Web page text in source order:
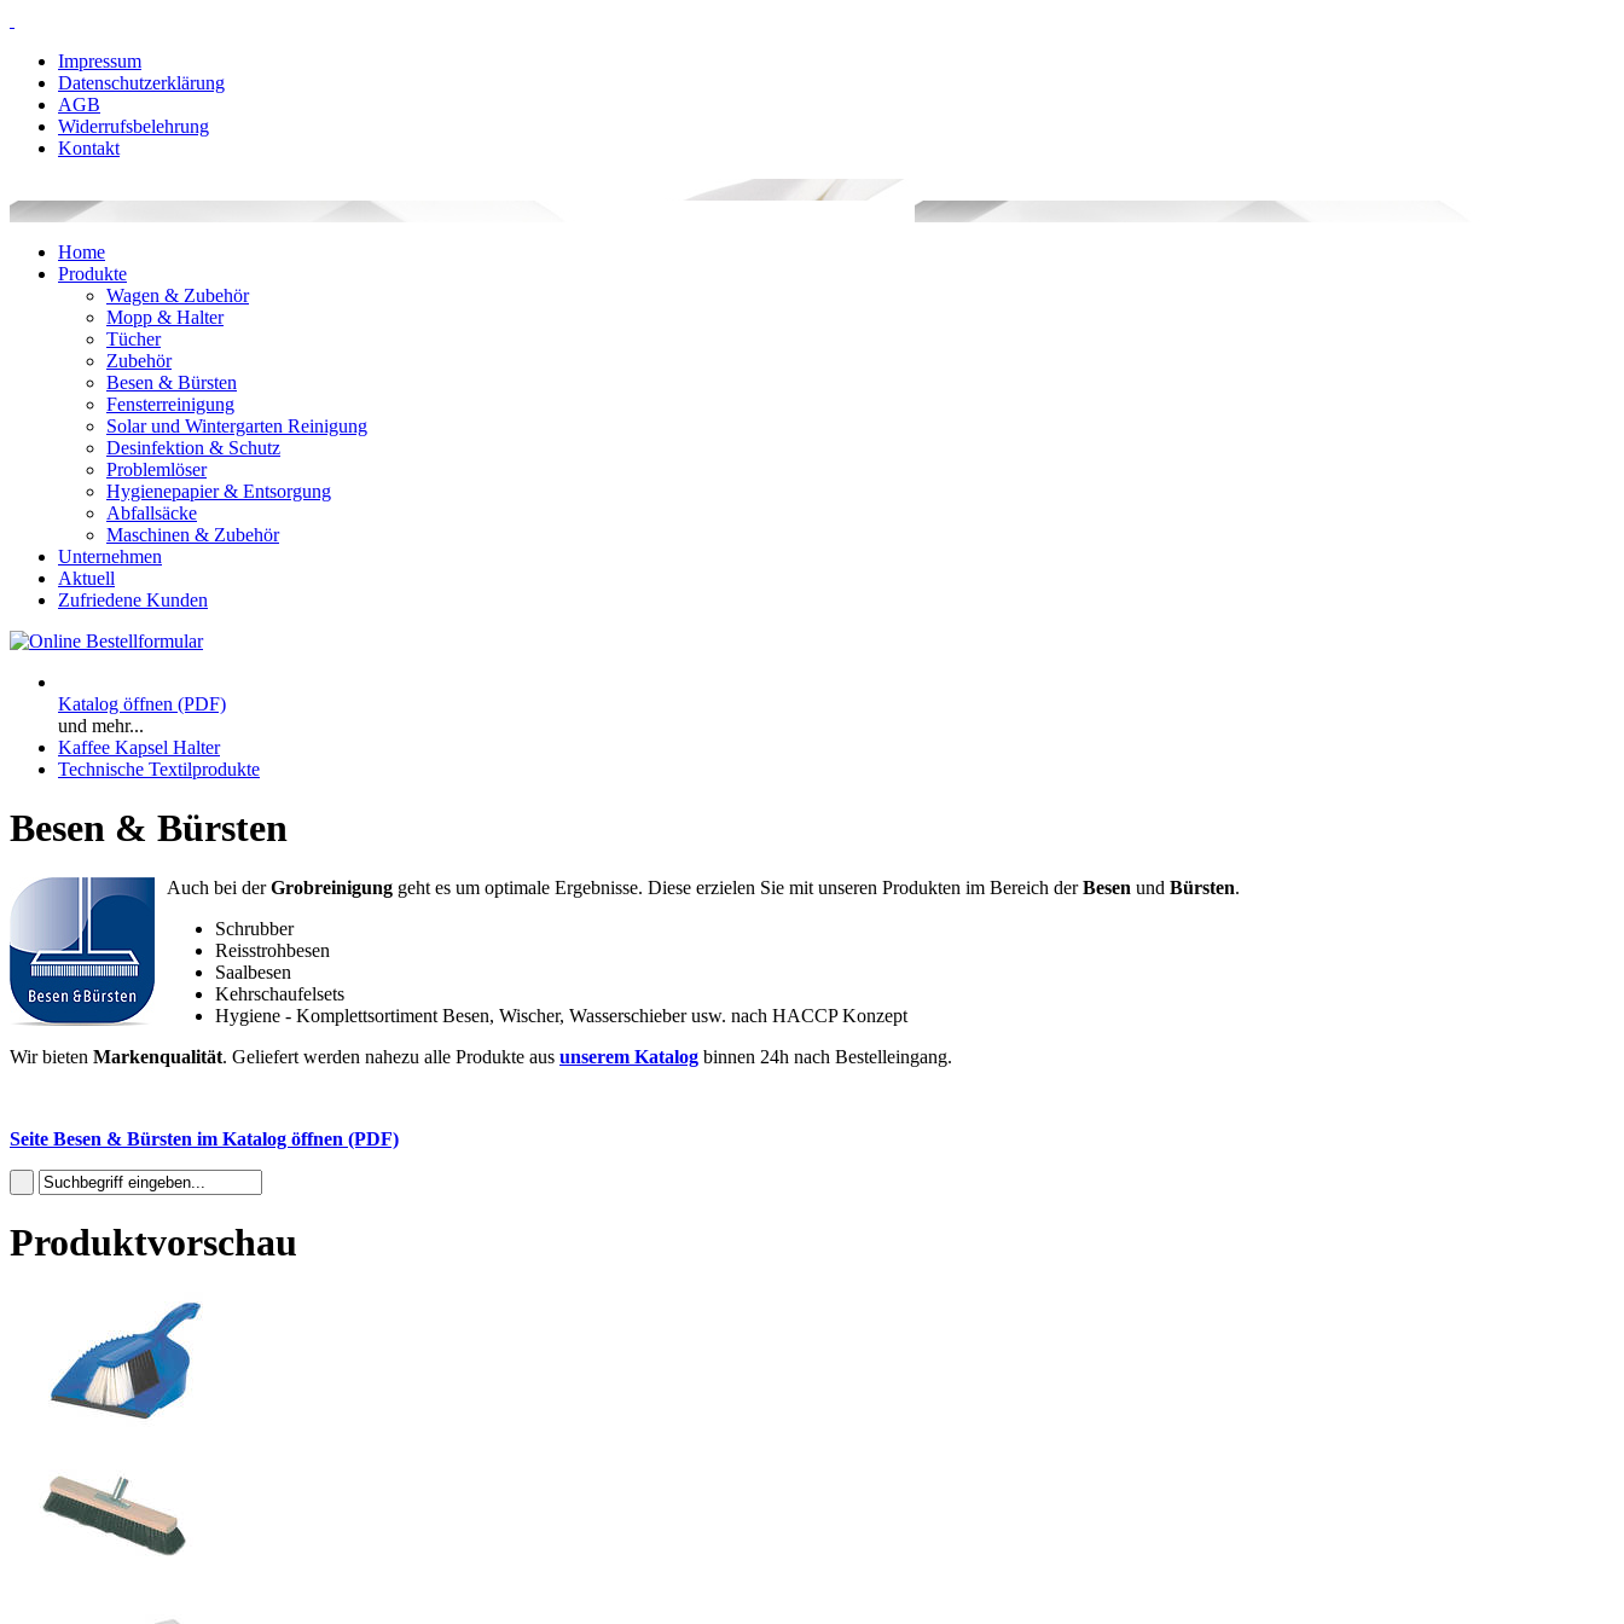
Impressum
Datenschutzerklärung
AGB
Widerrufsbelehrung
Kontakt
Home
Produkte
Wagen & Zubehör
Mopp & Halter
Tücher
Zubehör
Besen & Bürsten
Fensterreinigung
Solar und Wintergarten Reinigung
Desinfektion & Schutz
Problemlöser
Hygienepapier & Entsorgung
Abfallsäcke
Maschinen & Zubehör
Unternehmen
Aktuell
Zufriedene Kunden
Katalog öffnen (PDF)
und mehr...
Kaffee Kapsel Halter
Technische Textilprodukte
Besen & Bürsten
Auch bei derGrobreinigung geht es um optimale Ergebnisse. Diese erzielen Sie mit unseren Produkten im Bereich derBesen und Bürsten.
Schrubber
Reisstrohbesen
Saalbesen
Kehrschaufelsets
Hygiene - Komplettsortiment Besen, Wischer, Wasserschieber usw. nach HACCP Konzept
Wir bieten Markenqualität. Geliefert werden nahezu alle Produkte aus unserem Katalog binnen 24h nach Bestelleingang.
Seite Besen & Bürsten im Katalog öffnen (PDF)
Produktvorschau